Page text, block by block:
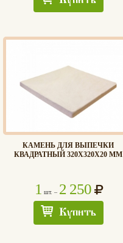
КАМЕНЬ ДЛЯ ВЫПЕЧКИ
КВАДРАТНЫЙ 320Х320Х20 ММ
1 шт. – 2 250
Купить